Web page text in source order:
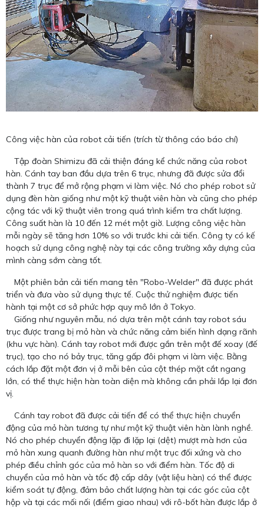
Công việc hàn của robot cải tiến (trích từ thông cáo báo chí)
Tập đoàn Shimizu đã cải thiện đáng kể chức năng của robot
hàn. Cánh tay ban đầu dựa trên 6 trục, nhưng đã được sửa đổi
thành 7 trục để mở rộng phạm vi làm việc. Nó cho phép robot sử
dụng đèn hàn giống như một kỹ thuật viên hàn và cũng cho phép
cộng tác với kỹ thuật viên trong quá trình kiểm tra chất lượng.
Công suất hàn là 10 đến 12 mét một giờ. Lượng công việc hàn
mỗi ngày sẽ tăng hơn 10% so với trước khi cải tiến. Công ty có kế
hoạch sử dụng công nghệ này tại các công trường xây dựng của
mình càng sớm càng tốt.
Một phiên bản cải tiến mang tên "Robo-Welder" đã được phát
triển và đưa vào sử dụng thực tế. Cuộc thử nghiệm được tiến
hành tại một cơ sở phức hợp quy mô lớn ở Tokyo.
Giống như nguyên mẫu, nó dựa trên một cánh tay robot sáu
trục được trang bị mỏ hàn và chức năng cảm biến hình dạng rãnh
(khu vực hàn). Cánh tay robot mới được gắn trên một đế xoay (đế
trục), tạo cho nó bảy trục, tăng gấp đôi phạm vi làm việc. Bằng
cách lắp đặt một đơn vị ở mỗi bên của cột thép mặt cắt ngang
lớn, có thể thực hiện hàn toàn diện mà không cần phải lắp lại đơn
vị.
Cánh tay robot đã được cải tiến để có thể thực hiện chuyển
động của mỏ hàn tương tự như một kỹ thuật viên hàn lành nghề.
Nó cho phép chuyển động lặp đi lặp lại (dệt) mượt mà hơn của
mỏ hàn xung quanh đường hàn như một trục đối xứng và cho
phép điều chỉnh góc của mỏ hàn so với điểm hàn. Tốc độ di
chuyển của mỏ hàn và tốc độ cấp dây (vật liệu hàn) có thể được
kiểm soát tự động, đảm bảo chất lượng hàn tại các góc của cột
hộp và tại các mối nối (điểm giao nhau) với rô-bốt hàn được lắp ở